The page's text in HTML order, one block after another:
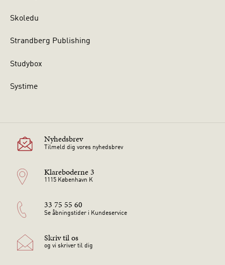
Skoledu
Strandberg Publishing
Studybox
Systime
Nyhedsbrev
Tilmeld dig vores nyhedsbrev
Klareboderne 3
1115 København K
33 75 55 60
Se åbningstider i Kundeservice
Skriv til os
og vi skriver til dig